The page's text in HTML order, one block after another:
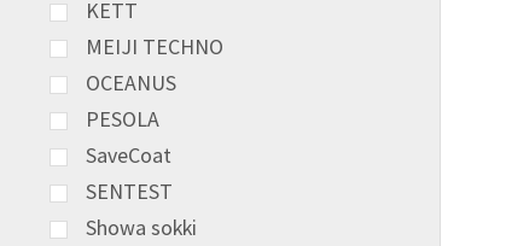
KETT
MEIJI TECHNO
OCEANUS
PESOLA
SaveCoat
SENTEST
Showa sokki